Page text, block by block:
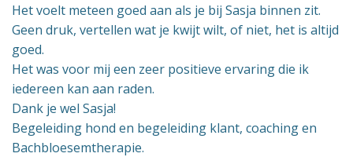
Het voelt meteen goed aan als je bij Sasja binnen zit.
Geen druk, vertellen wat je kwijt wilt, of niet, het is altijd
goed.
Het was voor mij een zeer positieve ervaring die ik
iedereen kan aan raden.
Dank je wel Sasja!
Begeleiding hond en begeleiding klant, coaching en
Bachbloesemtherapie.